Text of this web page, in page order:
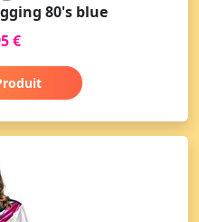
80's blue
€